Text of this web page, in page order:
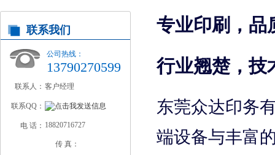
联系我们
公司热线：
13790270599
联系人： 客户经理
联系QQ：
电 话： 18820716727
传 真：
专业印刷，品
行业翘楚，技
东莞众达印务
端设备与丰富